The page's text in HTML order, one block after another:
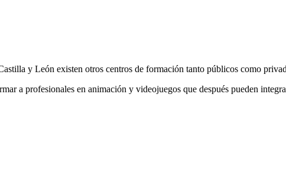
y León existen otros centros de formación tanto públicos como
a profesionales en animación y videojuegos que después pueden